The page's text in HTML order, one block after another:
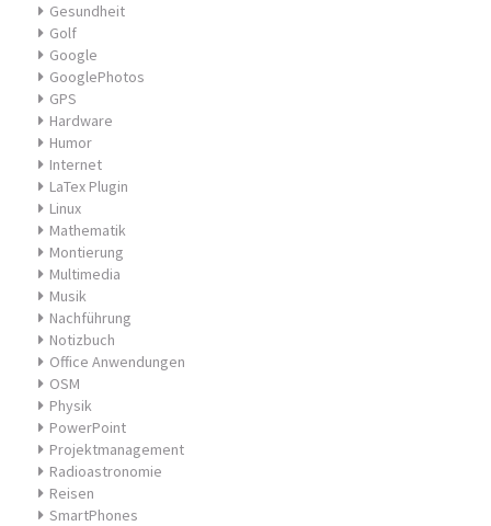
Gesundheit
Golf
Google
GooglePhotos
GPS
Hardware
Humor
Internet
LaTex Plugin
Linux
Mathematik
Montierung
Multimedia
Musik
Nachführung
Notizbuch
Office Anwendungen
OSM
Physik
PowerPoint
Projektmanagement
Radioastronomie
Reisen
SmartPhones